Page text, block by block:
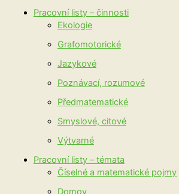
Pracovní listy – činnosti
Ekologie
Grafomotorické
Jazykové
Poznávací, rozumové
Předmatematické
Smyslové, citové
Výtvarné
Pracovní listy – témata
Číselné a matematické pojmy
Domov